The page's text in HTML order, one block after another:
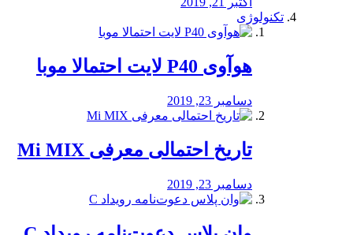
تکنولوژی
هوآوی P40 لایت احتمالا موبا
دسامبر 23, 2019
تاریخ احتمالی معرفی Mi MIX
دسامبر 23, 2019